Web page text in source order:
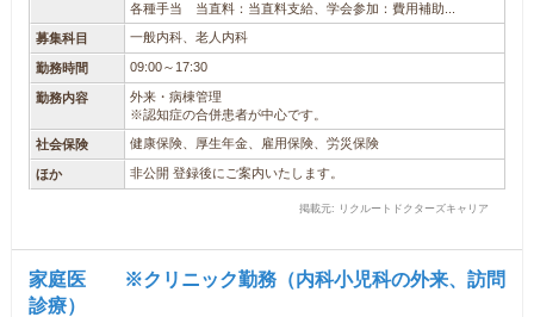
各種手当 当直料：当直料支給、学会参加：費用補助...
募集科目 一般内科、老人内科
勤務時間 09:00～17:30
勤務内容
外来・病棟管理
※認知症の合併患者が中心です。
社会保険 健康保険、厚生年金、雇用保険、労災保険
ほか 非公開 登録後にご案内いたします。
掲載元: リクルートドクターズキャリア
家庭医 ※クリニック勤務（内科小児科の外来、訪問
診療）